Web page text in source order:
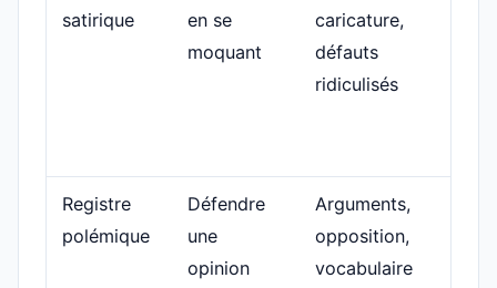
satirique
en se
moquant
caricature,
défauts
ridiculisés
Registre
polémique
Défendre
une
opinion
Arguments,
opposition,
vocabulaire